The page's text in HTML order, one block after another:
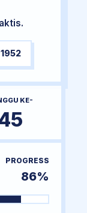
KE-
PROGRESS
86%